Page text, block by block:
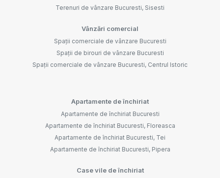
Terenuri de vânzare Bucuresti, Sisesti
Vânzări comercial
Spații comerciale de vânzare Bucuresti
Spații de birouri de vânzare Bucuresti
Spații comerciale de vânzare Bucuresti, Centrul Istoric
Apartamente de închiriat
Apartamente de închiriat Bucuresti
Apartamente de închiriat Bucuresti, Floreasca
Apartamente de închiriat Bucuresti, Tei
Apartamente de închiriat Bucuresti, Pipera
Case vile de închiriat